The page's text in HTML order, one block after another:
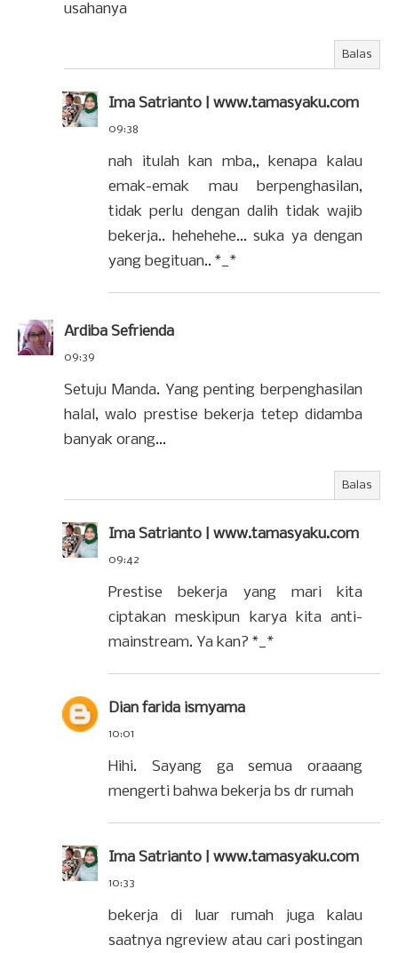
usahanya
Balas
Ima Satrianto | www.tamasyaku.com
09:38
nah itulah kan mba,, kenapa kalau
emak-emak mau berpenghasilan,
tidak perlu dengan dalih tidak wajib
bekerja.. hehehehe... suka ya dengan
yang begituan.. *_*
Ardiba Sefrienda
09:39
Setuju Manda. Yang penting berpenghasilan
halal, walo prestise bekerja tetep didamba
banyak orang...
Balas
Ima Satrianto | www.tamasyaku.com
09:42
Prestise bekerja yang mari kita
ciptakan meskipun karya kita anti-
mainstream. Ya kan? *_*
Dian farida ismyama
10:01
Hihi. Sayang ga semua oraaang
mengerti bahwa bekerja bs dr rumah
Ima Satrianto | www.tamasyaku.com
10:33
bekerja di luar rumah juga kalau
saatnya ngreview atau cari postingan